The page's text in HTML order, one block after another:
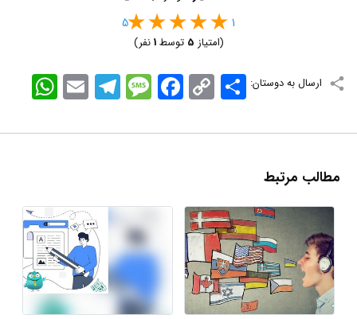
1
5
(امتیاز 5 توسط1نفر)
ارسال به دوستان: WhatsApp EmailTelegramMessageFacebook Copy
Link
اشتراک
مطالب مرتبط